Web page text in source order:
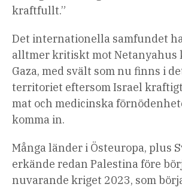
kraftfullt.”
Det internationella samfundet
alltmer kritiskt mot Netanyahus
Gaza, med svält som nu finns i
territoriet eftersom Israel
mat och medicinska
komma in.
Många länder i Östeuropa, plus
erkände redan Palestina före
nuvarande kriget 2023, som